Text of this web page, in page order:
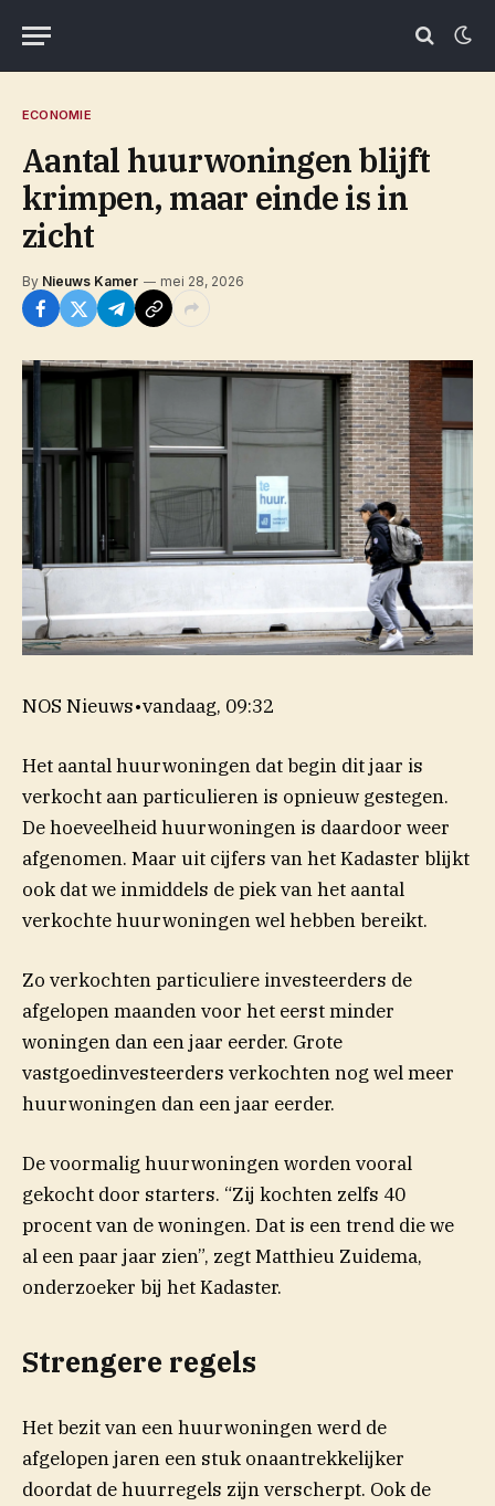
ECONOMIE
Aantal huurwoningen blijft
krimpen, maar einde is in
zicht
By Nieuws Kamer mei 28, 2026
NOS Nieuws•vandaag, 09:32
Het aantal huurwoningen dat begin dit jaar is
verkocht aan particulieren is opnieuw gestegen.
De hoeveelheid huurwoningen is daardoor weer
afgenomen. Maar uit cijfers van het Kadaster blijkt
ook dat we inmiddels de piek van het aantal
verkochte huurwoningen wel hebben bereikt.
Zo verkochten particuliere investeerders de
afgelopen maanden voor het eerst minder
woningen dan een jaar eerder. Grote
vastgoedinvesteerders verkochten nog wel meer
huurwoningen dan een jaar eerder.
De voormalig huurwoningen worden vooral
gekocht door starters. “Zij kochten zelfs 40
procent van de woningen. Dat is een trend die we
al een paar jaar zien”, zegt Matthieu Zuidema,
onderzoeker bij het Kadaster.
Strengere regels
Het bezit van een huurwoningen werd de
afgelopen jaren een stuk onaantrekkelijker
doordat de huurregels zijn verscherpt. Ook de